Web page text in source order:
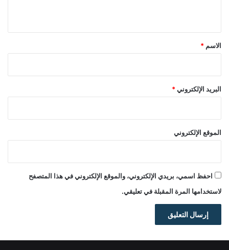
*
الاسم *
البريد الإلكتروني *
الموقع الإلكتروني
احفظ اسمي، بريدي الإلكتروني، والموقع الإلكتروني في هذا المتصفح
لاستخدامها المرة المقبلة في تعليقي.